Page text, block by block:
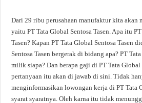
Dari 29 ribu perusahaan manufaktur kita akan
yaitu PT Tata Global Sentosa Tasen. Apa itu
Tasen? Kapan PT Tata Global Sentosa Tasen
Sentosa Tasen bergerak di bidang apa? PT
milik siapa? Dan berapa gaji di PT Tata Global
pertanyaan itu akan di jawab di sini. Tidak
menginformasikan lowongan kerja di PT Tata
syarat syaratnya. Oleh karna itu tidak